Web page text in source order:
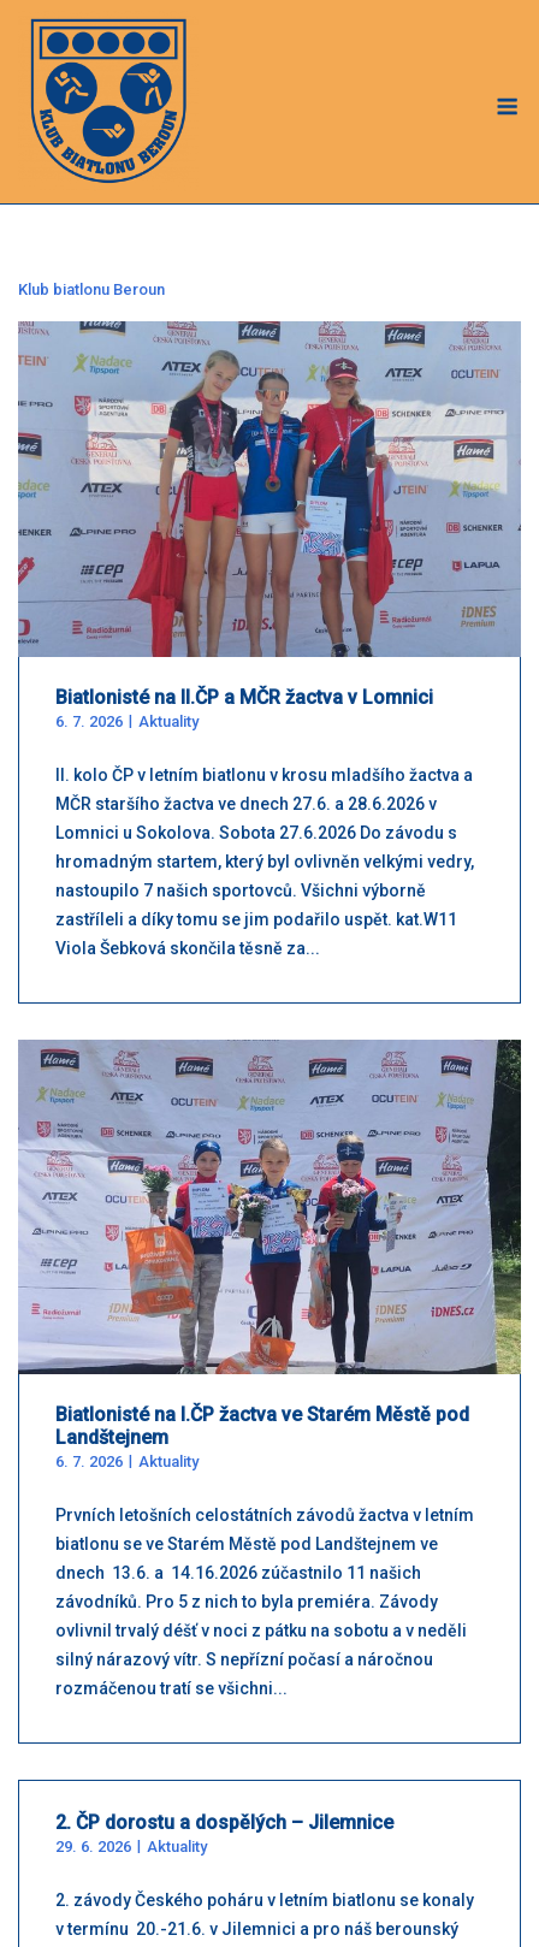
Skip
content
Klub biatlonu Beroun
Biatlonisté na II.ČP a MČR žactva v Lomnici
6. 7. 2026 Aktuality
II. kolo ČP v letním biatlonu v krosu mladšího žactva a
MČR staršího žactva ve dnech 27.6. a 28.6.2026 v
Lomnici u Sokolova. Sobota 27.6.2026 Do závodu s
hromadným startem, který byl ovlivněn velkými vedry,
nastoupilo 7 našich sportovců. Všichni výborně
zastříleli a díky tomu se jim podařilo uspět. kat.W11
Viola Šebková skončila těsně za...
Biatlonisté na I.ČP žactva ve Starém Městě pod
Landštejnem
6. 7. 2026 Aktuality
Prvních letošních celostátních závodů žactva v letním
biatlonu se ve Starém Městě pod Landštejnem ve
dnech 13.6. a 14.16.2026 zúčastnilo 11 našich
závodníků. Pro 5 z nich to byla premiéra. Závody
ovlivnil trvalý déšť v noci z pátku na sobotu a v neděli
silný nárazový vítr. S nepřízní počasí a náročnou
rozmáčenou tratí se všichni...
2. ČP dorostu a dospělých – Jilemnice
29. 6. 2026 Aktuality
2. závody Českého poháru v letním biatlonu se konaly
v termínu 20.-21.6. v Jilemnici a pro náš berounský